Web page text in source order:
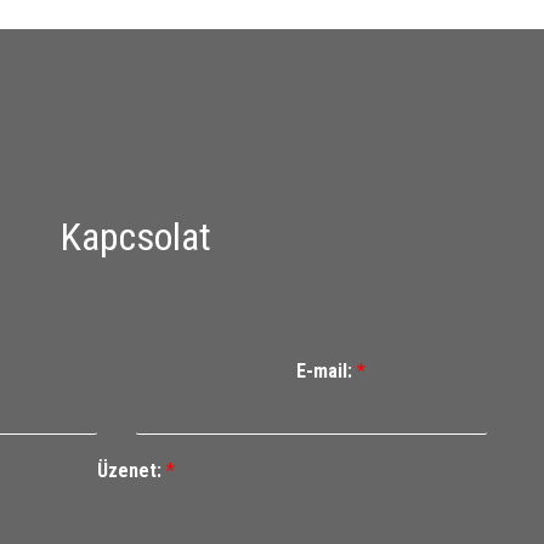
Kapcsolat
E-mail: *
Üzenet: *